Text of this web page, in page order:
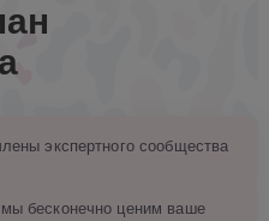
экспертного сообщества
бесконечно ценим ваше